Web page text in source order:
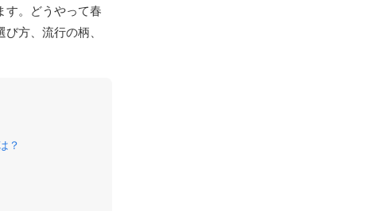
す。どうやって春
方、流行の柄、
？